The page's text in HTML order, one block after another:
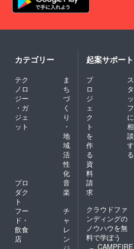
カテゴリー
テク
ノロ
ジー
・ガ
ジェ
ット
ま
ち
づ
く
り
・
地
域
活
性
化
プロ
ダク
ト
音
楽
フー
ド・
飲食
店
チ
ャ
レ
ン
起案サポート
プ
ロ
ジ
ェ
ク
ト
を
作
る
ス
タ
ッ
フ
に
相
談
す
る
資
料
請
求
クラウドファ
ンディングの
ノウハウを無
料で学ぼう
CAMPFIRE